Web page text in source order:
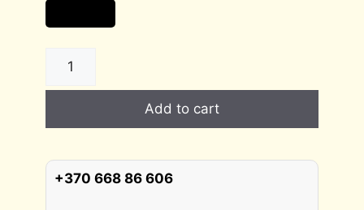
quantity
Add to cart
+370 668 86 606